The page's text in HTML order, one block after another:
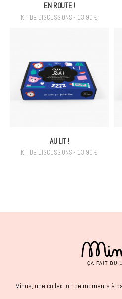
EN ROUTE !
KIT DE DISCUSSIONS - 13,90 €
AU LIT !
KIT DE DISCUSSIONS - 13,90 €
Minus, une collection de moments à